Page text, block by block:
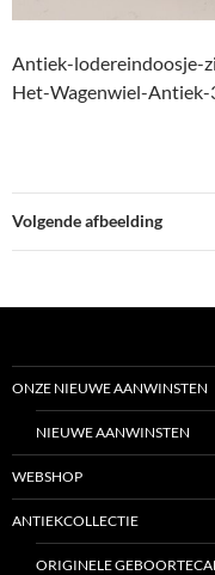
Antiek-lodereindoosje-
Het-Wagenwiel-Antiek-
Volgende afbeelding
ONZE NIEUWE AANWINSTEN
NIEUWE AANWINSTEN
WEBSHOP
ANTIEKCOLLECTIE
ORIGINELE